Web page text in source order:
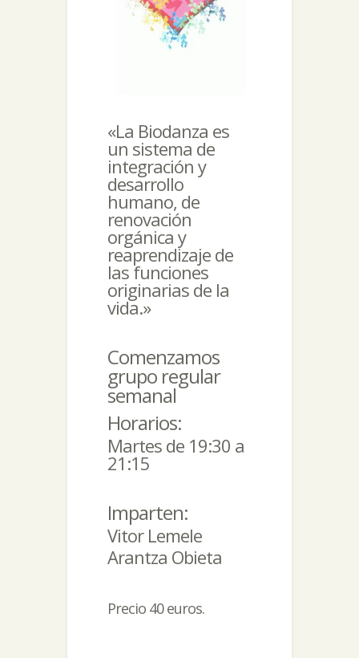
«La Biodanza es
un sistema de
integración y
desarrollo
humano, de
renovación
orgánica y
reaprendizaje de
las funciones
originarias de la
vida.»
Comenzamos
grupo regular
semanal
Horarios:
Martes de 19:30 a
21:15
Imparten:
Vitor Lemele
Arantza Obieta
Precio 40 euros.